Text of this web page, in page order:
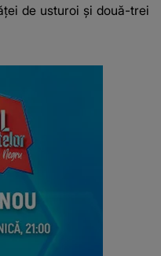
de usturoi și două-trei